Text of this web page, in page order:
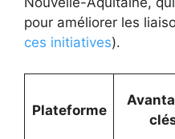
pour améliorer les
ces initiatives).
Plateforme